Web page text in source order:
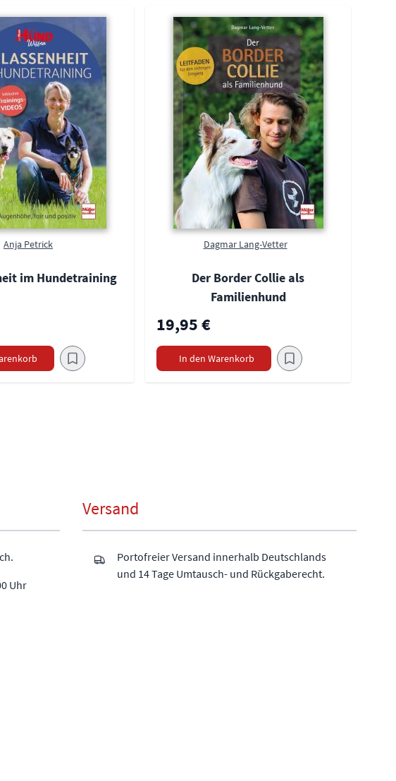
Anja Petrick
im Hundetraining
Dagmar Lang-Vetter
Der Border Collie als
Familienhund
19,95 €
In den Warenkorb
Uhr
Versand
Portofreier Versand innerhalb Deutschlands
und 14 Tage Umtausch- und Rückgaberecht.